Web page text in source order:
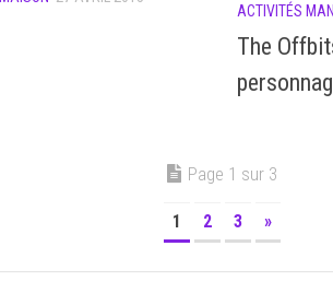
ACTIVITÉS
The
Page 1 sur 3
1 2 3 »